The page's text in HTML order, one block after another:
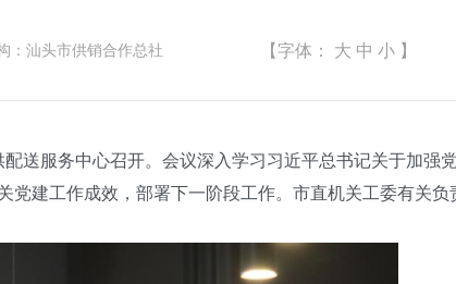
：汕头市供销合作总社 【字体： 大 中 小 】
服务中心召开。会议深入学习习近平总书记关于加强
建工作成效，部署下一阶段工作。市直机关工委有关负